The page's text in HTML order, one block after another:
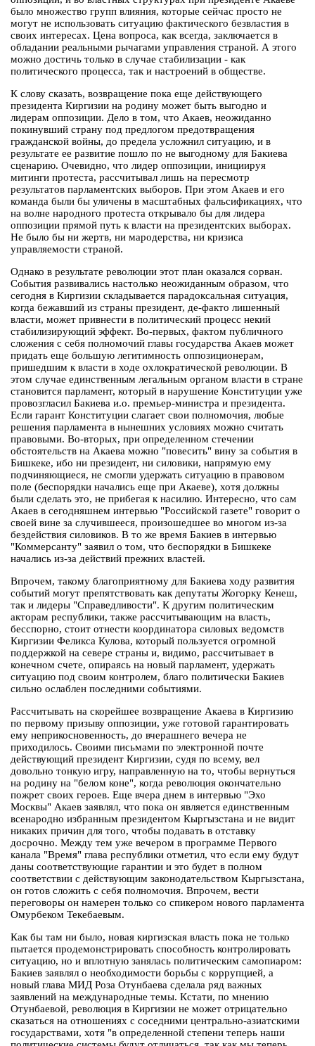
было множество групп влияния, которые сейчас просто не
могут не использовать ситуацию фактического безвластия в
своих интересах. Цена вопроса, как всегда, заключается в
обладании реальными рычагами управления страной. А этого
можно достичь только в случае стабилизации - как
политического процесса, так и настроений в обществе.
К слову сказать, возвращение пока еще действующего
президента Киргизии на родину может быть выгодно и
лидерам оппозиции. Дело в том, что Акаев, неожиданно
покинувший страну под предлогом предотвращения
гражданской войны, до предела усложнил ситуацию, и в
результате ее развитие пошло по не выгодному для Бакиева
сценарию. Очевидно, что лидер оппозиции, инициируя
митинги протеста, рассчитывал лишь на пересмотр
результатов парламентских выборов. При этом Акаев и его
команда были бы уличены в масштабных фальсификациях, что
на волне народного протеста открывало бы для лидера
оппозиции прямой путь к власти на президентских выборах.
Не было бы ни жертв, ни мародерства, ни кризиса
управляемости страной.
Однако в результате революции этот план оказался сорван.
События развивались настолько неожиданным образом, что
сегодня в Киргизии складывается парадоксальная ситуация,
когда бежавший из страны президент, де-факто лишенный
власти, может привнести в политический процесс некий
стабилизирующий эффект. Во-первых, фактом публичного
сложения с себя полномочий главы государства Акаев может
придать еще большую легитимность оппозиционерам,
пришедшим к власти в ходе охлократической революции. В
этом случае единственным легальным органом власти в стране
становится парламент, который в нарушение Конституции уже
провозгласил Бакиева и.о. премьер-министра и президента.
Если гарант Конституции слагает свои полномочия, любые
решения парламента в нынешних условиях можно считать
правовыми. Во-вторых, при определенном стечении
обстоятельств на Акаева можно "повесить" вину за события в
Бишкеке, ибо ни президент, ни силовики, напрямую ему
подчиняющиеся, не смогли удержать ситуацию в правовом
поле (беспорядки начались еще при Акаеве), хотя должны
были сделать это, не прибегая к насилию. Интересно, что сам
Акаев в сегодняшнем интервью "Российской газете" говорит о
своей вине за случившееся, произошедшее во многом из-за
бездействия силовиков. В то же время Бакиев в интервью
"Коммерсанту" заявил о том, что беспорядки в Бишкеке
начались из-за действий прежних властей.
Впрочем, такому благоприятному для Бакиева ходу развития
событий могут препятствовать как депутаты Жогорку Кенеш,
так и лидеры "Справедливости". К другим политическим
акторам республики, также рассчитывающим на власть,
бесспорно, стоит отнести координатора силовых ведомств
Киргизии Феликса Кулова, который пользуется огромной
поддержкой на севере страны и, видимо, рассчитывает в
конечном счете, опираясь на новый парламент, удержать
ситуацию под своим контролем, благо политически Бакиев
сильно ослаблен последними событиями.
Рассчитывать на скорейшее возвращение Акаева в Киргизию
по первому призыву оппозиции, уже готовой гарантировать
ему неприкосновенность, до вчерашнего вечера не
приходилось. Своими письмами по электронной почте
действующий президент Киргизии, судя по всему, вел
довольно тонкую игру, направленную на то, чтобы вернуться
на родину на "белом коне", когда революция окончательно
пожрет своих героев. Еще вчера днем в интервью "Эхо
Москвы" Акаев заявлял, что пока он является единственным
всенародно избранным президентом Кыргызстана и не видит
никаких причин для того, чтобы подавать в отставку
досрочно. Между тем уже вечером в программе Первого
канала "Время" глава республики отметил, что если ему будут
даны соответствующие гарантии и это будет в полном
соответствии с действующим законодательством Кыргызстана,
он готов сложить с себя полномочия. Впрочем, вести
переговоры он намерен только со спикером нового парламента
Омурбеком Текебаевым.
Как бы там ни было, новая киргизская власть пока не только
пытается продемонстрировать способность контролировать
ситуацию, но и вплотную занялась политическим самопиаром:
Бакиев заявлял о необходимости борьбы с коррупцией, а
новый глава МИД Роза Отунбаева сделала ряд важных
заявлений на международные темы. Кстати, по мнению
Отунбаевой, революция в Киргизии не может отрицательно
сказаться на отношениях с соседними центрально-азиатскими
государствами, хотя "в определенной степени теперь наши